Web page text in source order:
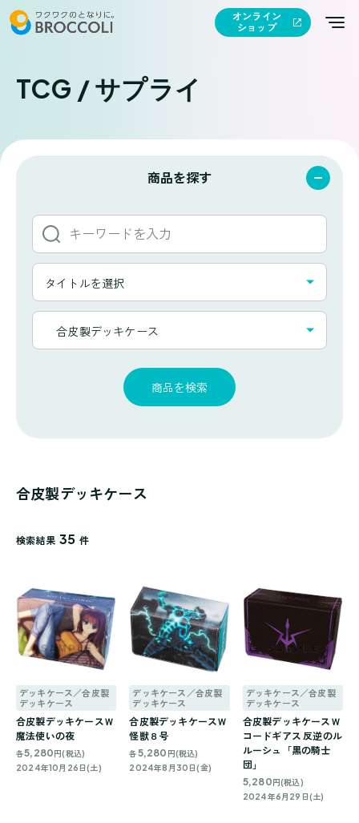
オンライン
ショップ
TCG / サプライ
商品を探す
キ
ワ
ド
か
タ
ト
一
タイトルを選択
カ
合皮製デッキケース
商品を検索
合皮製デッキケース
検索結果 35 件
デッキケース／合皮製
デッキケース
合皮製デッキケースＷ
魔法使いの夜
各5,280円(税込)
2024年10月26日(土)
デッキケース／合皮製
デッキケース
合皮製デッキケースＷ
怪獣８号
各5,280 円(税込)
2024年8月30日(金)
デッキケース／合皮製
デッキケース
合皮製デッキケースＷ
コードギアス 反逆のル
ルーシュ「黒の騎士
団」
5,280円(税込)
2024年6月29日(土)